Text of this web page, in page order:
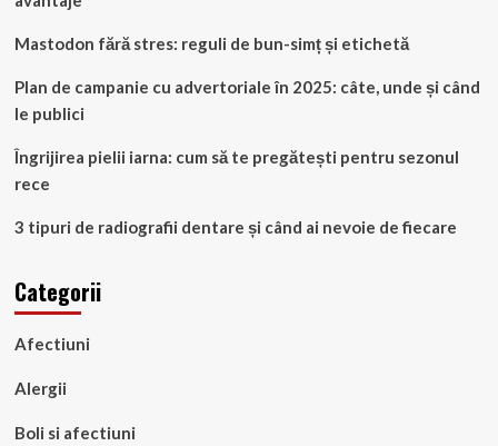
Mastodon fără stres: reguli de bun-simț și etichetă
Plan de campanie cu advertoriale în 2025: câte, unde și când
le publici
Îngrijirea pielii iarna: cum să te pregătești pentru sezonul
rece
3 tipuri de radiografii dentare și când ai nevoie de fiecare
Categorii
Afectiuni
Alergii
Boli si afectiuni